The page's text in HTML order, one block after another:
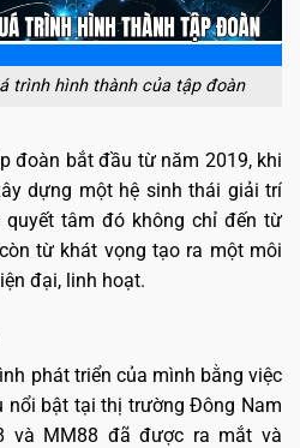
trình hình thành của tập đoàn
đoàn bắt đầu từ năm 2019, khi
dựng một hệ sinh thái giải trí
tâm đó không chỉ đến từ
từ khát vọng tạo ra một môi
đại, linh hoạt.
phát triển của mình bằng việc
nổi bật tại thị trường Đông Nam
và MM88 đã được ra mắt và